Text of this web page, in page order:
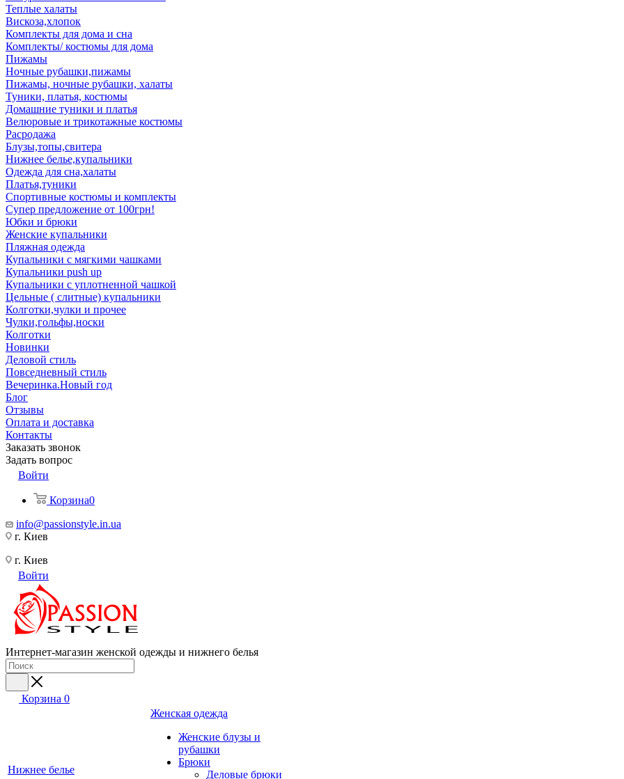
Теплые халаты
Вискоза,хлопок
Комплекты для дома и сна
Комплекты/ костюмы для дома
Пижамы
Ночные рубашки,пижамы
Пижамы, ночные рубашки, халаты
Туники, платья, костюмы
Домашние туники и платья
Велюровые и трикотажные костюмы
Расродажа
Блузы,топы,свитера
Нижнее белье,купальники
Одежда для сна,халаты
Платья,туники
Спортивные костюмы и комплекты
Супер предложение от 100грн!
Юбки и брюки
Женские купальники
Пляжная одежда
Купальники с мягкими чашками
Купальники push up
Купальники с уплотненной чашкой
Цельные ( слитные) купальники
Колготки,чулки и прочее
Чулки,гольфы,носки
Колготки
Новинки
Деловой стиль
Повседневный стиль
Вечеринка.Новый год
Блог
Отзывы
Оплата и доставка
Контакты
Заказать звонок
Задать вопрос
Войти
Корзина0
info@passionstyle.in.ua
г. Киев
г. Киев
Войти
Интернет-магазин женской одежды и нижнего белья
Корзина 0
Нижнее белье
Женская одежда
Женские блузы и
рубашки
Брюки
Деловые брюки